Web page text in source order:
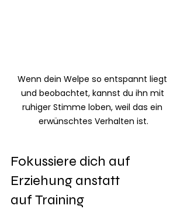
Wenn dein Welpe so entspannt liegt
und beobachtet, kannst du ihn mit
ruhiger Stimme loben, weil das ein
erwünschtes Verhalten ist.
Fokussiere dich auf
Erziehung anstatt
auf Training